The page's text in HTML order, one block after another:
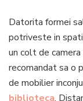
Datorita formei
potriveste in
un colt de
recomandat sa o
de mobilier
biblioteca.